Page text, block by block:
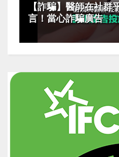
【詐騙】醫師在社
言！當心詐騙廣告